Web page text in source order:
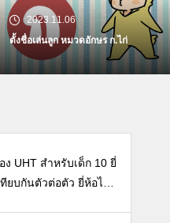
2023.11.06
ตั้งชื่อเล่นลูก หมวดอักษร ก.ไก่
UHT สำหรับเด็ก 10 ยี่
ยบกันตัวต่อตัว ยี่ห้อไห